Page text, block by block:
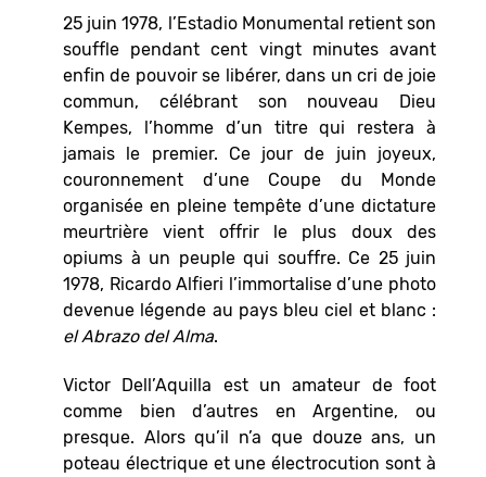
25 juin 1978, l’Estadio Monumental retient son
souffle pendant cent vingt minutes avant
enfin de pouvoir se libérer, dans un cri de joie
commun, célébrant son nouveau Dieu
Kempes, l’homme d’un titre qui restera à
jamais le premier. Ce jour de juin joyeux,
couronnement d’une Coupe du Monde
organisée en pleine tempête d’une dictature
meurtrière vient offrir le plus doux des
opiums à un peuple qui souffre. Ce 25 juin
1978, Ricardo Alfieri l’immortalise d’une photo
devenue légende au pays bleu ciel et blanc :
el Abrazo del Alma.
Victor Dell’Aquilla est un amateur de foot
comme bien d’autres en Argentine, ou
presque. Alors qu’il n’a que douze ans, un
poteau électrique et une électrocution sont à